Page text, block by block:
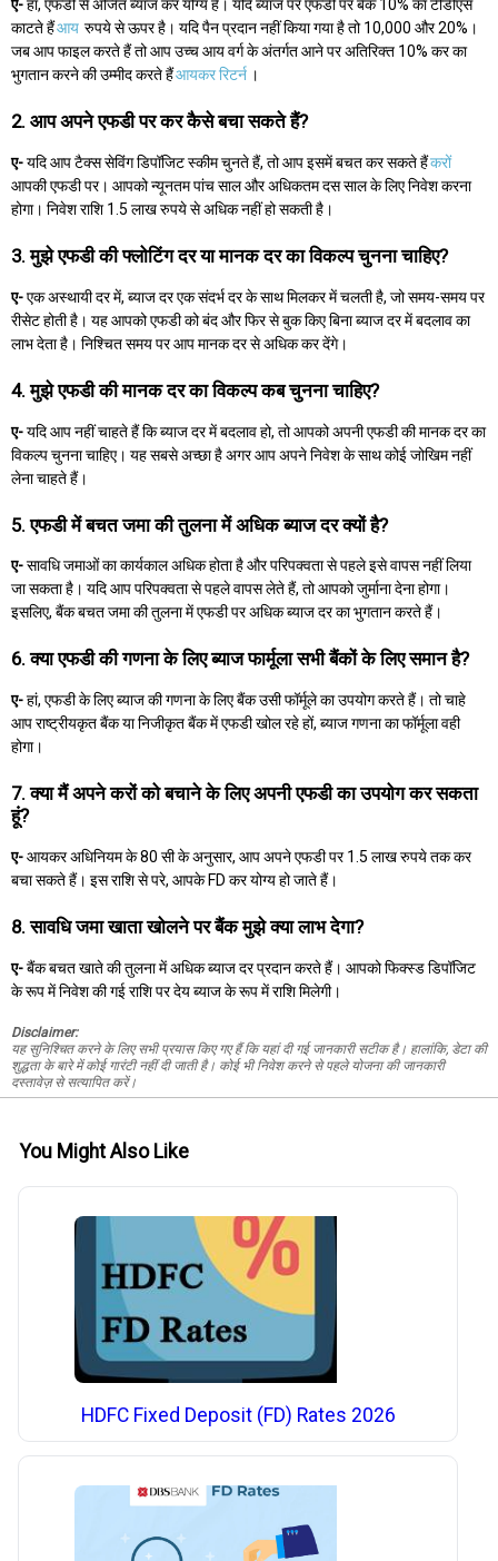
ए-हां, एफडी से अर्जित ब्याज कर योग्य हैं। यदि ब्याज पर एफडी पर बैंक 10% का टीडीएस
काटते हैंआय रुपये से ऊपर है। यदि पैन प्रदान नहीं किया गया है तो 10,000 और 20%।
जब आप फाइल करते हैं तो आप उच्च आय वर्ग के अंतर्गत आने पर अतिरिक्त 10% कर का
भुगतान करने की उम्मीद करते हैंआयकर रिटर्न ।
2. आप अपने एफडी पर कर कैसे बचा सकते हैं?
ए-यदि आप टैक्स सेविंग डिपॉजिट स्कीम चुनते हैं, तो आप इसमें बचत कर सकते हैंकरों
आपकी एफडी पर। आपको न्यूनतम पांच साल और अधिकतम दस साल के लिए निवेश करना
होगा। निवेश राशि 1.5 लाख रुपये से अधिक नहीं हो सकती है।
3. मुझे एफडी की फ्लोटिंग दर या मानक दर का विकल्प चुनना चाहिए?
ए-एक अस्थायी दर में, ब्याज दर एक संदर्भ दर के साथ मिलकर में चलती है, जो समय-समय पर
रीसेट होती है। यह आपको एफडी को बंद और फिर से बुक किए बिना ब्याज दर में बदलाव का
लाभ देता है। निश्चित समय पर आप मानक दर से अधिक कर देंगे।
4. मुझे एफडी की मानक दर का विकल्प कब चुनना चाहिए?
ए-यदि आप नहीं चाहते हैं कि ब्याज दर में बदलाव हो, तो आपको अपनी एफडी की मानक दर का
विकल्प चुनना चाहिए। यह सबसे अच्छा है अगर आप अपने निवेश के साथ कोई जोखिम नहीं
लेना चाहते हैं।
5. एफडी में बचत जमा की तुलना में अधिक ब्याज दर क्यों है?
ए-सावधि जमाओं का कार्यकाल अधिक होता है और परिपक्वता से पहले इसे वापस नहीं लिया
जा सकता है। यदि आप परिपक्वता से पहले वापस लेते हैं, तो आपको जुर्माना देना होगा।
इसलिए, बैंक बचत जमा की तुलना में एफडी पर अधिक ब्याज दर का भुगतान करते हैं।
6. क्या एफडी की गणना के लिए ब्याज फार्मूला सभी बैंकों के लिए समान है?
ए-हां, एफडी के लिए ब्याज की गणना के लिए बैंक उसी फॉर्मूले का उपयोग करते हैं। तो चाहे
आप राष्ट्रीयकृत बैंक या निजीकृत बैंक में एफडी खोल रहे हों, ब्याज गणना का फॉर्मूला वही
होगा।
7. क्या मैं अपने करों को बचाने के लिए अपनी एफडी का उपयोग कर सकता
हूं?
ए-आयकर अधिनियम के 80 सी के अनुसार, आप अपने एफडी पर 1.5 लाख रुपये तक कर
बचा सकते हैं। इस राशि से परे, आपके FD कर योग्य हो जाते हैं।
8. सावधि जमा खाता खोलने पर बैंक मुझे क्या लाभ देगा?
ए-बैंक बचत खाते की तुलना में अधिक ब्याज दर प्रदान करते हैं। आपको फिक्स्ड डिपॉजिट
के रूप में निवेश की गई राशि पर देय ब्याज के रूप में राशि मिलेगी।
Disclaimer:
यह सुनिश्चित करने के लिए सभी प्रयास किए गए हैं कि यहां दी गई जानकारी सटीक है। हालांकि, डेटा की
शुद्धता के बारे में कोई गारंटी नहीं दी जाती है। कोई भी निवेश करने से पहले योजना की जानकारी
दस्तावेज़ से सत्यापित करें।
You Might Also Like
HDFC Fixed Deposit (FD) Rates 2026